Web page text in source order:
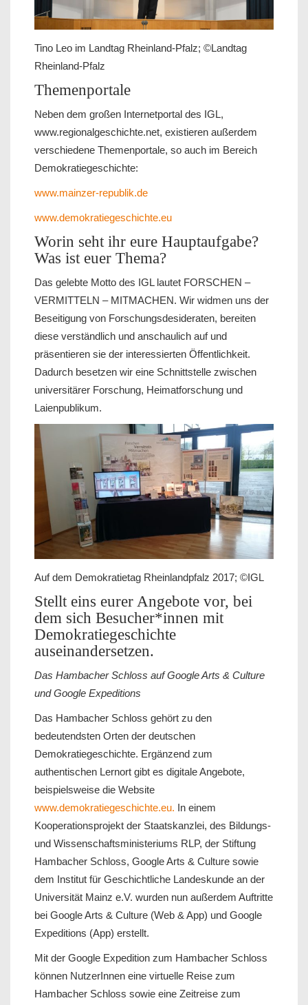
Tino Leo im Landtag Rheinland-Pfalz; ©Landtag
Rheinland-Pfalz
Themenportale
Neben dem großen Internetportal des IGL,
www.regionalgeschichte.net, existieren außerdem
verschiedene Themenportale, so auch im Bereich
Demokratiegeschichte:
www.mainzer-republik.de
www.demokratiegeschichte.eu
Worin seht ihr eure Hauptaufgabe?
Was ist euer Thema?
Das gelebte Motto des IGL lautet FORSCHEN –
VERMITTELN – MITMACHEN. Wir widmen uns der
Beseitigung von Forschungsdesideraten, bereiten
diese verständlich und anschaulich auf und
präsentieren sie der interessierten Öffentlichkeit.
Dadurch besetzen wir eine Schnittstelle zwischen
universitärer Forschung, Heimatforschung und
Laienpublikum.
Auf dem Demokratietag Rheinlandpfalz 2017; ©IGL
Stellt eins eurer Angebote vor, bei
dem sich Besucher*innen mit
Demokratiegeschichte
auseinandersetzen.
Das Hambacher Schloss auf Google Arts & Culture
und Google Expeditions
Das Hambacher Schloss gehört zu den
bedeutendsten Orten der deutschen
Demokratiegeschichte. Ergänzend zum
authentischen Lernort gibt es digitale Angebote,
beispielsweise die Website
www.demokratiegeschichte.eu. In einem
Kooperationsprojekt der Staatskanzlei, des Bildungs-
und Wissenschaftsministeriums RLP, der Stiftung
Hambacher Schloss, Google Arts & Culture sowie
dem Institut für Geschichtliche Landeskunde an der
Universität Mainz e.V. wurden nun außerdem Auftritte
bei Google Arts & Culture (Web & App) und Google
Expeditions (App) erstellt.
Mit der Google Expedition zum Hambacher Schloss
können NutzerInnen eine virtuelle Reise zum
Hambacher Schloss sowie eine Zeitreise zum